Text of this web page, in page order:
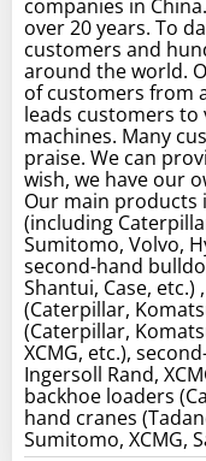
companies in
over 20 years. To
customers and
around the world.
of customers from
leads customers
machines. Many
praise. We can
wish, we have our
Our main products
(including
Sumitomo, Volvo,
second-hand
Shantui, Case,
(Caterpillar,
(Caterpillar,
XCMG, etc.),
Ingersoll Rand,
backhoe loaders
hand cranes
Sumitomo, XCMG,